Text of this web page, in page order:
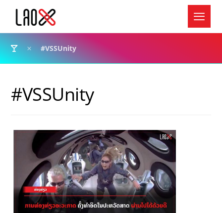
#VSSUnity
#VSSUnity